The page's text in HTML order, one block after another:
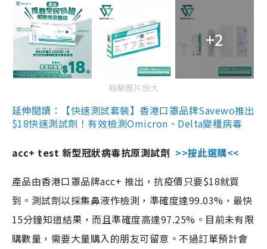
+2
點擊圖片放大
延伸閱讀：【快速測試套裝】香港口罩品牌Savewo推出
$18快速測試劑！有效檢測Omicron、Delta變種病毒
acc+ test 新型冠狀病毒抗原測試劑 >>按此選購<<
產品由香港口罩品牌acc+ 推出，抗疫價只要$18就買
到。測試劑以採集鼻液作檢測，準確度達99.03%，最快
15分鐘知道結果，而且準確度高達97.25%。目前未有限
購數量，需要大量購入的朋友可留意。不過訂單預計會